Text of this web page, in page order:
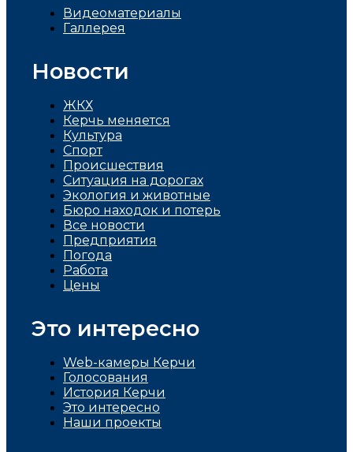
Видеоматериалы
Галлерея
Новости
ЖКХ
Керчь меняется
Культура
Спорт
Проиcшествия
Ситуация на дорогах
Экология и животные
Бюро находок и потерь
Все новости
Предприятия
Погода
Работа
Цены
Это интересно
Web-камеры Керчи
Голосования
История Керчи
Это интересно
Наши проекты